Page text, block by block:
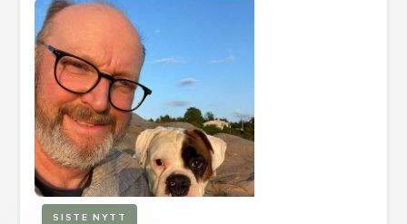
SISTE NYTT